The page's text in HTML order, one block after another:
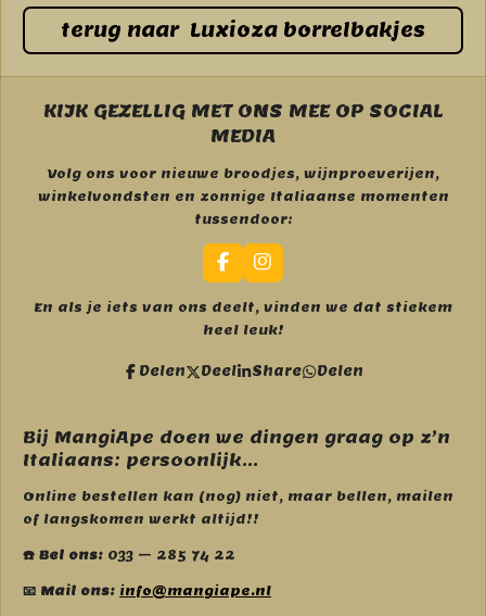
n
e
n
terug naar Luxioza borrelbakjes
KIJK GEZELLIG MET ONS MEE OP SOCIAL
MEDIA
Volg ons voor nieuwe broodjes, wijnproeverijen,
winkelvondsten en zonnige Italiaanse momenten
tussendoor:
F
a
c
b
o
I
n
s
t
a
r
En als je iets van ons deelt, vinden we dat stiekem
heel leuk!
Delen Deel Share Delen
Bij MangiApe doen we dingen graag op z’n
Italiaans: persoonlijk...
Online bestellen kan (nog) niet, maar bellen, mailen
of langskomen werkt altijd!!
☎️ Bel ons: 033 – 285 74 22
📧 Mail ons: info@mangiape.nl